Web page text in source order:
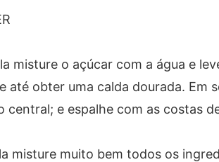
misture o açúcar com a água e
até obter uma calda dourada. Em
central; e espalhe com as costas
misture muito bem todos os